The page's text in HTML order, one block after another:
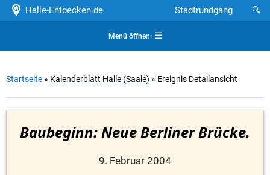
Halle-Entdecken.de 🔍
Stadtrundgang
Menü öffnen:☰
Startseite » Kalenderblatt Halle (Saale) » Ereignis Detailansicht
Baubeginn: Neue Berliner Brücke.
9. Februar 2004